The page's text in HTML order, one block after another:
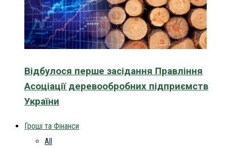
Відбулося перше засідання Правління
Асоціації деревообробних підприємств
України
Гроші та Фінанси
All